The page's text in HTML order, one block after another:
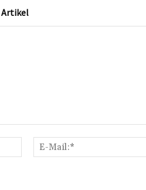
Artikel
Name:*